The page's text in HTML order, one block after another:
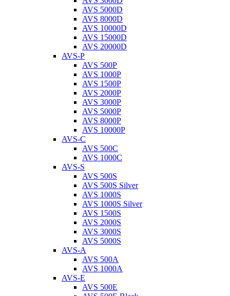
AVS 5000D
AVS 8000D
AVS 10000D
AVS 15000D
AVS 20000D
AVS-P
AVS 500P
AVS 1000P
AVS 1500P
AVS 2000P
AVS 3000P
AVS 5000P
AVS 8000P
AVS 10000P
AVS-C
AVS 500C
AVS 1000C
AVS-S
AVS 500S
AVS 500S Silver
AVS 1000S
AVS 1000S Silver
AVS 1500S
AVS 2000S
AVS 3000S
AVS 5000S
AVS-A
AVS 500A
AVS 1000A
AVS-E
AVS 500E